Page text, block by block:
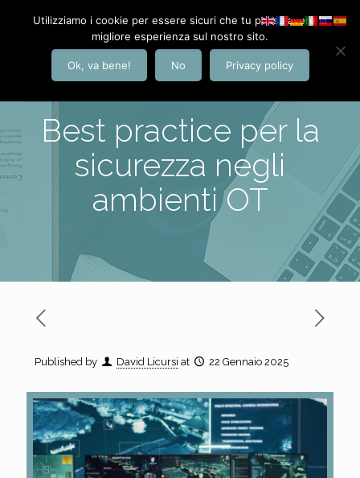
Best practice per la
sicurezza negli
ambienti OT
Published by David Licursi at 22 Gennaio 2025
Utilizziamo i cookie per essere sicuri che tu possa avere la
migliore esperienza sul nostro sito.
Ok, va bene! No Privacy policy